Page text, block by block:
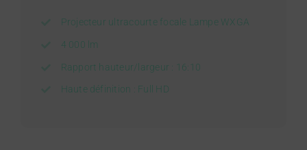
Projecteur ultracourte focale Lampe WXGA
4 000 lm
Rapport hauteur/largeur : 16:10
Haute définition : Full HD